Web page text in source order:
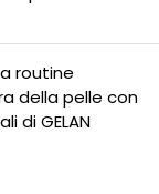
routine
della pelle con
di GELAN